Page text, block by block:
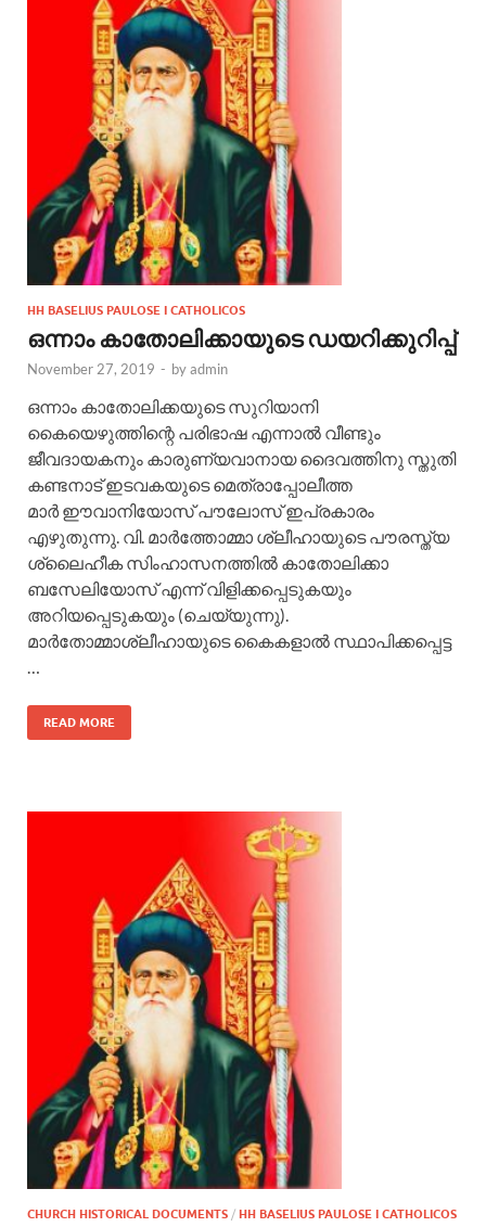
HH BASELIUS PAULOSE I CATHOLICOS
ഒന്നാം കാതോലിക്കായുടെ ഡയറിക്കുറിപ്പ്
November 27, 2019 - byadmin
ഒന്നാം കാതോലിക്കയുടെ സുറിയാനി
കൈയെഴുത്തിന്റെ പരിഭാഷ എന്നാല്‍ വീണ്ടും
ജീവദായകനും കാരുണ്യവാനായ ദൈവത്തിനു സ്തുതി
കണ്ടനാട് ഇടവകയുടെ മെത്രാപ്പോലീത്ത
മാര്‍ ഈവാനിയോസ് പൗലോസ് ഇപ്രകാരം
എഴുതുന്നു. വി. മാര്‍ത്തോമ്മാ ശ്ലീഹായുടെ പൗരസ്ത്യ
ശ്ലൈഹീക സിംഹാസനത്തില്‍ കാതോലിക്കാ
ബസേലിയോസ് എന്ന് വിളിക്കപ്പെടുകയും
അറിയപ്പെടുകയും (ചെയ്യുന്നു).
മാര്‍തോമ്മാശ്ലീഹായുടെ കൈകളാല്‍ സ്ഥാപിക്കപ്പെട്ട
…
READ MORE
CHURCH HISTORICAL DOCUMENTS / HH BASELIUS PAULOSE I CATHOLICOS